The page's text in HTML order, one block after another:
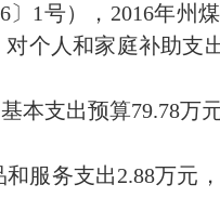
1号），2016年州
个人和家庭补助支
本支出预算79.78万元
服务支出2.88万元